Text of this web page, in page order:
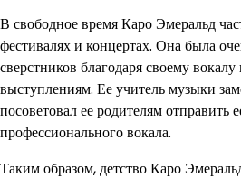
В свободное время Каро Эмеральд
фестивалях и концертах. Она была
сверстников благодаря своему
выступлениям. Ее учитель музыки
посоветовал ее родителям отправить
профессионального вокала.
Таким образом, детство Каро